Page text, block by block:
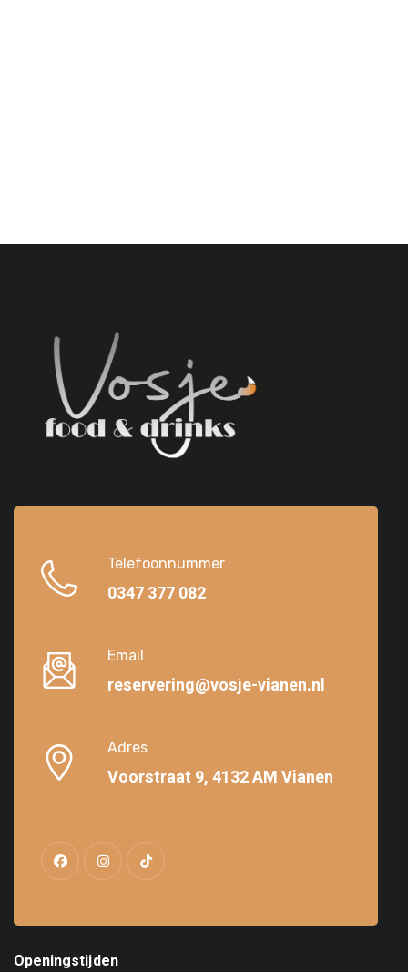
Telefoonnummer
0347 377 082
Email
reservering@vosje-vianen.nl
Adres
Voorstraat 9, 4132 AM Vianen
Openingstijden